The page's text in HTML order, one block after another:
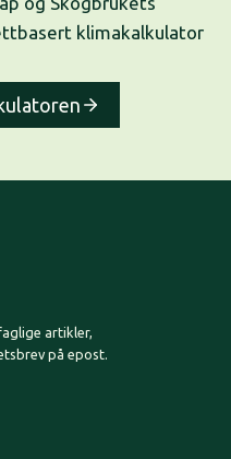
klimakalkulator
artikler,
på epost.